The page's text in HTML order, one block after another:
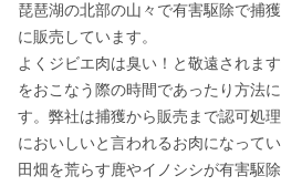
琵琶湖の北部の山々で有害駆除で捕
に販売しています。
よくジビエ肉は臭い！と敬遠されま
をおこなう際の時間であったり方法
す。弊社は捕獲から販売まで認可処
においしいと言われるお肉になってい
田畑を荒らす鹿やイノシシが有害駆